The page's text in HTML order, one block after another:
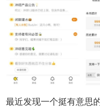
最近发现一个挺有意思